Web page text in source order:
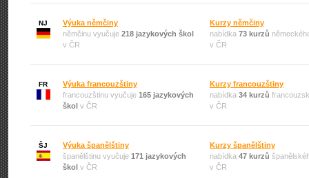
NJ
Výuka němčiny
němčinu vyučuje 218 jazykových škol
v ČR
Kurzy němčiny
nabídka 73 kurzů
v ČR
FR
Výuka francouzštiny
francouzštinu vyučuje 165 jazykových
škol v ČR
Kurzy francouzštiny
nabídka 34 kurzů
v ČR
ŠJ
Výuka španělštiny
španělštinu vyučuje 171 jazykových
škol v ČR
Kurzy španělštiny
nabídka 47 kurzů
v ČR